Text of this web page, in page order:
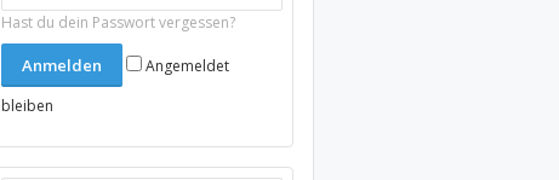
Hast du dein Passwort vergessen?
Angemeldet
bleiben